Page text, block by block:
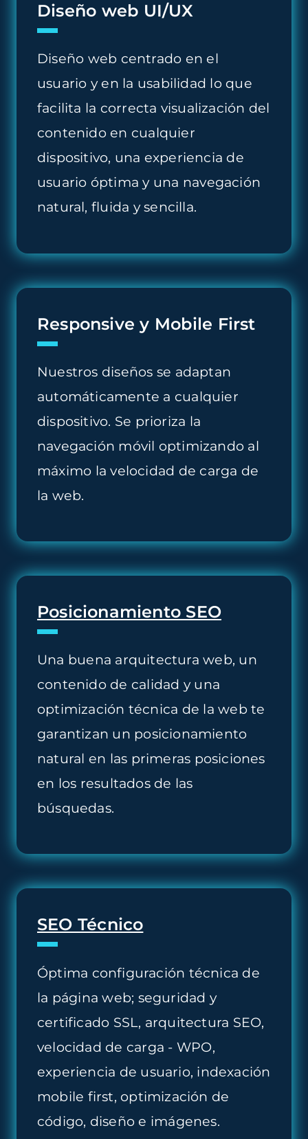
Diseño web UI/UX
Diseño web centrado en el
usuario y en la usabilidad lo que
facilita la correcta visualización del
contenido en cualquier
dispositivo, una experiencia de
usuario óptima y una navegación
natural, fluida y sencilla.
Responsive y Mobile First
Nuestros diseños se adaptan
automáticamente a cualquier
dispositivo. Se prioriza la
navegación móvil optimizando al
máximo la velocidad de carga de
la web.
Posicionamiento SEO
Una buena arquitectura web, un
contenido de calidad y una
optimización técnica de la web te
garantizan un posicionamiento
natural en las primeras posiciones
en los resultados de las
búsquedas.
SEO Técnico
Óptima configuración técnica de
la página web; seguridad y
certificado SSL, arquitectura SEO,
velocidad de carga - WPO,
experiencia de usuario, indexación
mobile first, optimización de
código, diseño e imágenes.